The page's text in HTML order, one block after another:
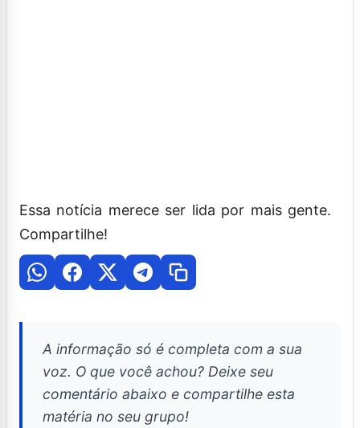
Essa notícia merece ser lida por mais gente.
Compartilhe!
A informação só é completa com a sua
voz. O que você achou? Deixe seu
comentário abaixo e compartilhe esta
matéria no seu grupo!